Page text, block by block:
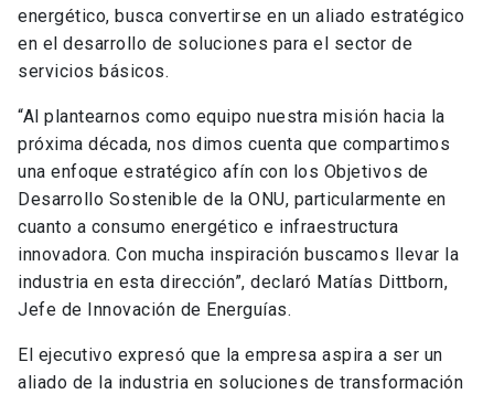
energético, busca convertirse en un aliado estratégico
en el desarrollo de soluciones para el sector de
servicios básicos.
“Al plantearnos como equipo nuestra misión hacia la
próxima década, nos dimos cuenta que compartimos
una enfoque estratégico afín con los Objetivos de
Desarrollo Sostenible de la ONU, particularmente en
cuanto a consumo energético e infraestructura
innovadora. Con mucha inspiración buscamos llevar la
industria en esta dirección”, declaró Matías Dittborn,
Jefe de Innovación de Energuías.
El ejecutivo expresó que la empresa aspira a ser un
aliado de la industria en soluciones de transformación